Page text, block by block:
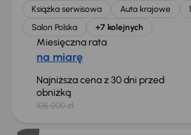
Książka serwisowa Auta krajowe
Salon Polska
+7 kolejnych
Miesięczna rata
na miarę
Najniższa cena z 30 dni przed
obniżką
105 000 zł
Taniej o 700 zł